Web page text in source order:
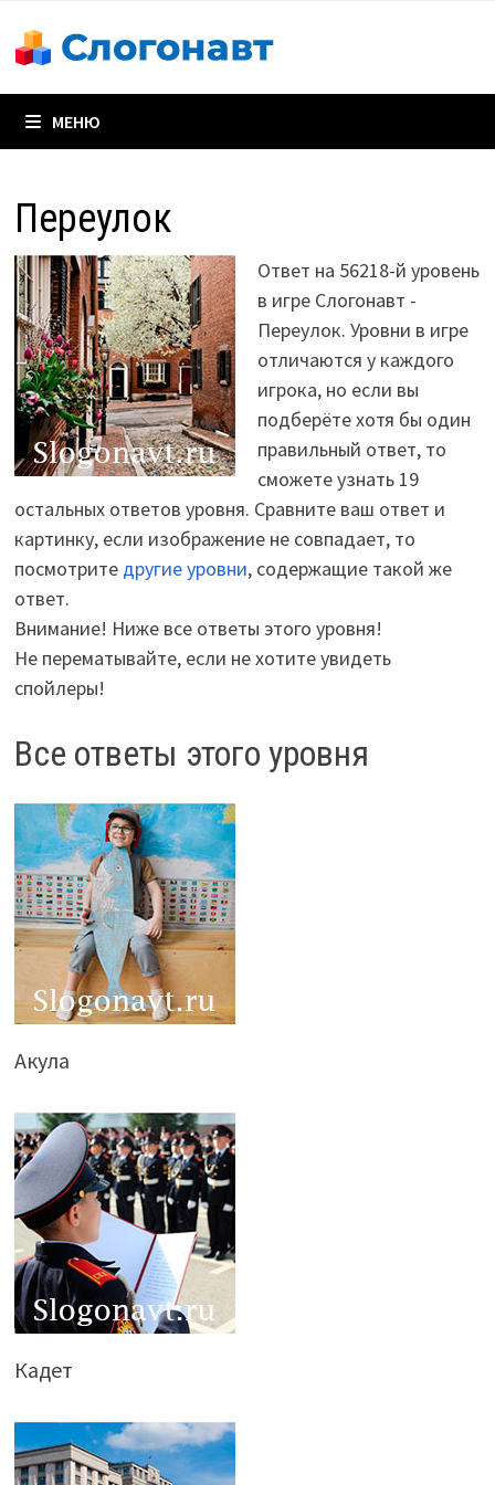
содержимому
МЕНЮ
Переулок
Ответ на 56218-й уровень
в игре Слогонавт -
Переулок. Уровни в игре
отличаются у каждого
игрока, но если вы
подберёте хотя бы один
правильный ответ, то
сможете узнать 19
остальных ответов уровня. Сравните ваш ответ и
картинку, если изображение не совпадает, то
посмотрите другие уровни, содержащие такой же
ответ.
Внимание! Ниже все ответы этого уровня!
Не перематывайте, если не хотите увидеть
спойлеры!
Все ответы этого уровня
Акула
Кадет